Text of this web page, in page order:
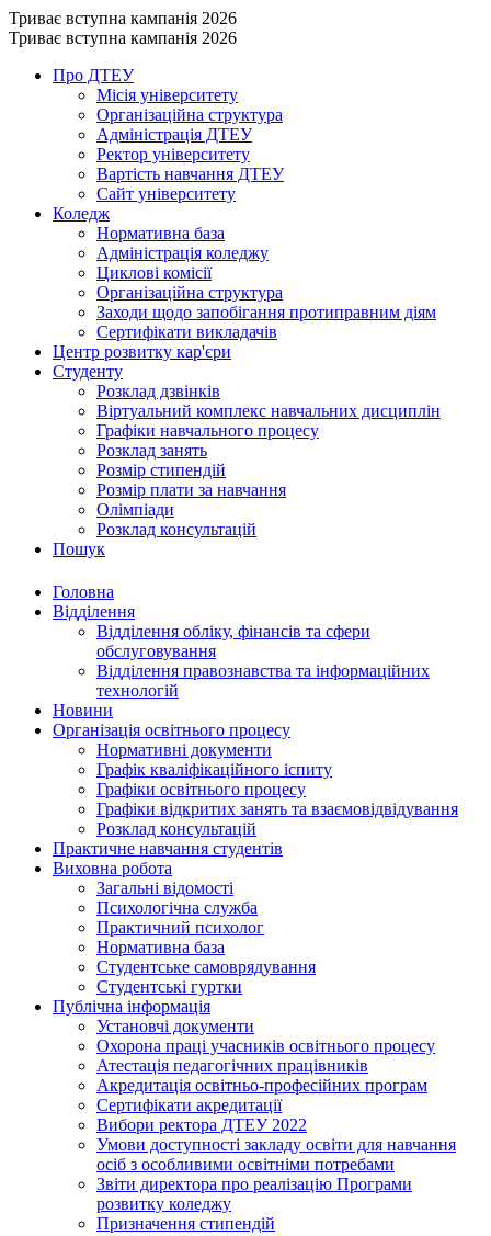
Триває вступна кампанія 2026
Триває вступна кампанія 2026
Про ДТЕУ
Місія університету
Організаційна структура
Адміністрація ДТЕУ
Ректор університету
Вартість навчання ДТЕУ
Сайт університету
Коледж
Нормативна база
Адміністрація коледжу
Циклові комісії
Організаційна структура
Заходи щодо запобігання протиправним діям
Сертифікати викладачів
Центр розвитку кар'єри
Студенту
Розклад дзвінків
Віртуальний комплекс навчальних дисциплін
Графіки навчального процесу
Розклад занять
Розмір стипендій
Розмір плати за навчання
Олімпіади
Розклад консультацій
Пошук
Головна
Відділення
Відділення обліку, фінансів та сфери
обслуговування
Відділення правознавства та інформаційних
технологій
Новини
Організація освітнього процесу
Нормативні документи
Графік кваліфікаційного іспиту
Графіки освітнього процесу
Графіки відкритих занять та взаємовідвідування
Розклад консультацій
Практичне навчання студентів
Виховна робота
Загальні відомості
Психологічна служба
Практичний психолог
Нормативна база
Студентське самоврядування
Студентські гуртки
Публічна інформація
Установчі документи
Охорона праці учасників освітнього процесу
Атестація педагогічних працівників
Акредитація освітньо-професійних програм
Сертифікати акредитації
Вибори ректора ДТЕУ 2022
Умови доступності закладу освіти для навчання
осіб з особливими освітніми потребами
Звіти директора про реалізацію Програми
розвитку коледжу
Призначення стипендій